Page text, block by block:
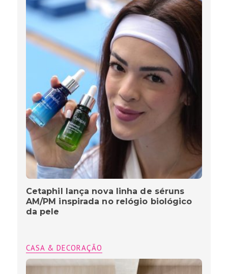
Cetaphil lança nova linha de séruns
AM/PM inspirada no relógio biológico
da pele
CASA & DECORAÇÃO